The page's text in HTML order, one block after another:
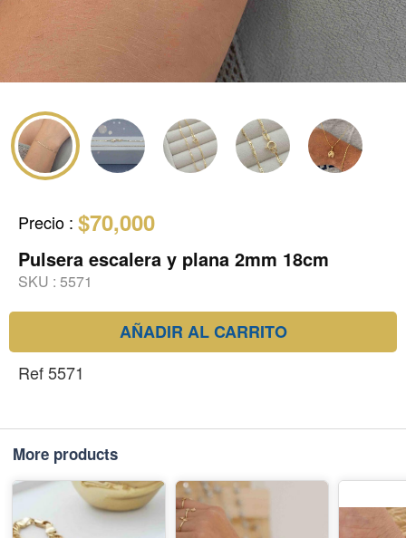
Precio : $70,000
Pulsera escalera y plana 2mm 18cm
SKU : 5571
AÑADIR AL CARRITO
Ref 5571
More products